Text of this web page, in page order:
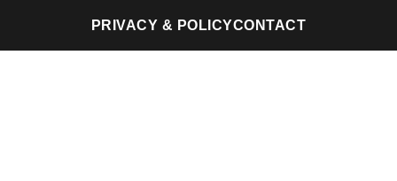
PRIVACY & POLICYCONTACT